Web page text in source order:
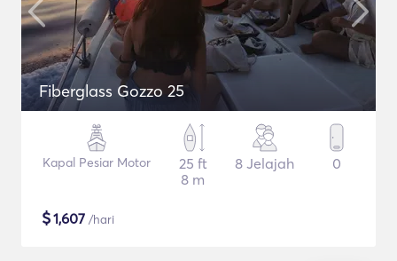
Fiberglass Gozzo 25
Kapal Pesiar Motor
25 ft
8 m
8 Jelajah 0
$1,607 /hari